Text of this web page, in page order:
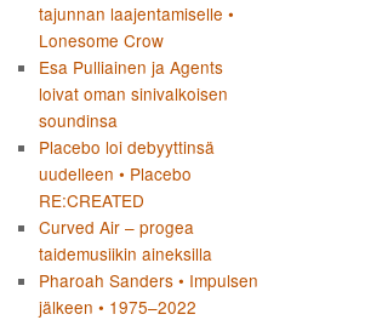
tajunnan laajentamiselle •
Lonesome Crow
Esa Pulliainen ja Agents
loivat oman sinivalkoisen
soundinsa
Placebo loi debyyttinsä
uudelleen • Placebo
RE:CREATED
Curved Air – progea
taidemusiikin aineksilla
Pharoah Sanders • Impulsen
jälkeen • 1975–2022